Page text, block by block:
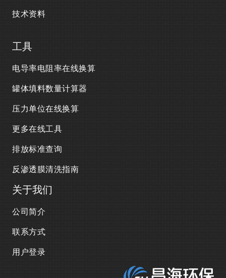
技术资料
工具
电导率电阻率在线换算
罐体填料数量计算器
压力单位在线换算
更多在线工具
排放标准查询
反渗透膜清洗指南
关于我们
公司简介
联系方式
用户登录